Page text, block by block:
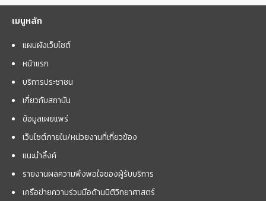
เมนูหลัก
แผนผังเว็บไซต์
หน้าแรก
บริการประชาชน
เกี่ยวกับสถาบัน
ข้อมูลเผยแพร่
เว็บไซต์ภายใน/หน่วยงานที่เกี่ยวข้อง
แนะนำลิ้งค์
รายงานผลความพึงพอใจของผู้รับบริการ
เครือข่ายความร่วมมือด้านนิติวิทยาศาสตร์